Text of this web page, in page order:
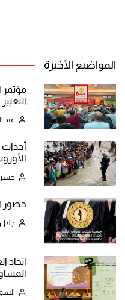
المواضيع الأخيرة
مؤتمر
عبد
أحداث
حسن
حضور
اتحاد